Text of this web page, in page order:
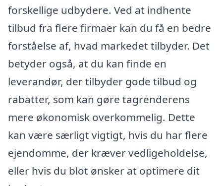
forskellige udbydere. Ved at indhente
tilbud fra flere firmaer kan du få en bedre
forståelse af, hvad markedet tilbyder. Det
betyder også, at du kan finde en
leverandør, der tilbyder gode tilbud og
rabatter, som kan gøre tagrenderens
mere økonomisk overkommelig. Dette
kan være særligt vigtigt, hvis du har flere
ejendomme, der kræver vedligeholdelse,
eller hvis du blot ønsker at optimere dit